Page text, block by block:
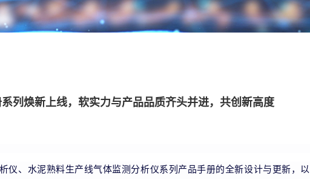
列焕新上线，软实力与产品品质齐头并进，共创新高度
仪、水泥熟料生产线气体监测分析仪系列产品手册的全新设计与更新，